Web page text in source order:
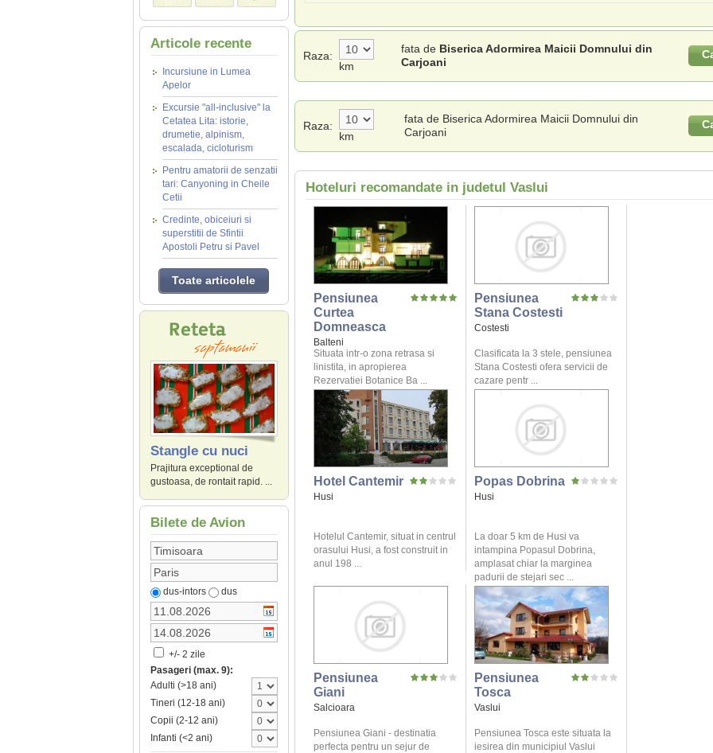
Articole recente
Incursiune in Lumea
Apelor
Excursie "all-inclusive" la
Cetatea Lita: istorie,
drumetie, alpinism,
escalada, cicloturism
Pentru amatorii de senzatii
tari: Canyoning in Cheile
Cetii
Credinte, obiceiuri si
superstitii de Sfintii
Apostoli Petru si Pavel
Toate articolele
Stangle cu nuci
Prajitura exceptional de
gustoasa, de rontait rapid. ...
Bilete de Avion
dus-intors dus
+/- 2 zile
Pasageri (max. 9):
Adulti (>18 ani)
Tineri (12-18 ani)
Copii (2-12 ani)
Infanti (<2 ani)
Raza:
km
fata de Biserica Adormirea Maicii Domnului din
Carjoani
Raza:
km
fata de Biserica Adormirea Maicii Domnului din
Carjoani
Hoteluri recomandate in judetul Vaslui
Pensiunea
Curtea
Domneasca
Balteni
Situata intr-o zona retrasa si
linistita, in apropierea
Rezervatiei Botanice Ba ...
Pensiunea
Stana Costesti
Costesti
Clasificata la 3 stele, pensiunea
Stana Costesti ofera servicii de
cazare pentr ...
Hotel Cantemir
Husi
Hotelul Cantemir, situat in centrul
orasului Husi, a fost construit in
anul 198 ...
Popas Dobrina
Husi
La doar 5 km de Husi va
intampina Popasul Dobrina,
amplasat chiar la marginea
padurii de stejari sec ...
Pensiunea
Giani
Salcioara
Pensiunea Giani - destinatia
perfecta pentru un sejur de
Pensiunea
Tosca
Vaslui
Pensiunea Tosca este situata la
iesirea din municipiul Vaslui